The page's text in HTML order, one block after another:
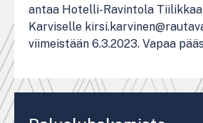
antaa Hotelli-Ravintola
Karviselle
viimeistään 6.3.2023. Vapaa